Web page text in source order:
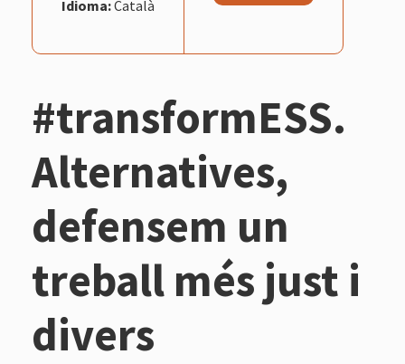
Idioma:Català
#transformESS.
Alternatives,
defensem un
treball més just i
divers